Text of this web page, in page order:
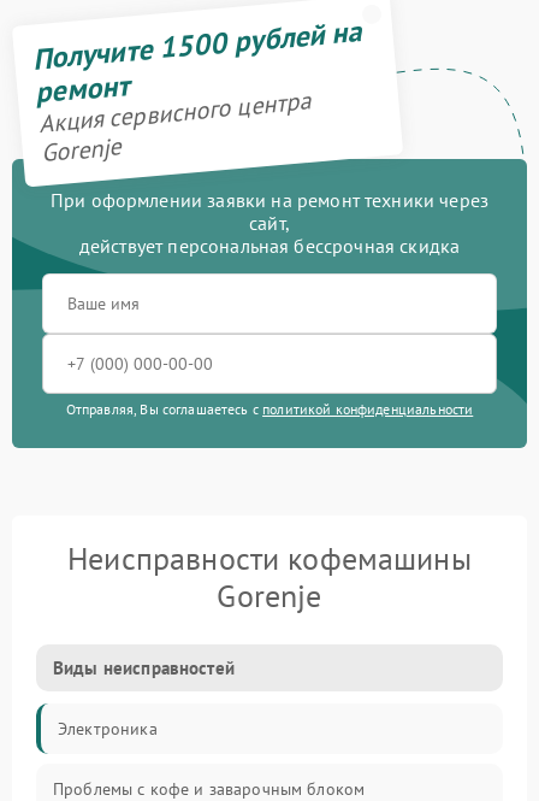
Получите 1500 рублей на
ремонт
Акция сервисного центра
Gorenje
При оформлении заявки на ремонт техники через
сайт,
действует персональная бессрочная скидка
Отправляя, Вы соглашаетесь с политикой конфиденциальности
Неисправности кофемашины
Gorenje
Виды неисправностей
Электроника
Проблемы с кофе и заварочным блоком